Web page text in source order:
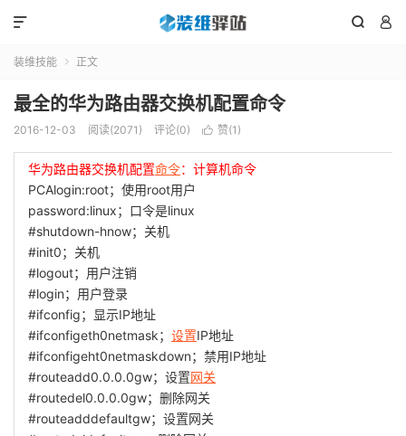
 

装维技能  正文
最全的华为路由器交换机配置命令
2016-12-03 阅读(2071) 评论(0)  赞(1 )
华为路由器交换机配置命令：计算机命令
PCAlogin:root；使用root用户
password:linux；口令是linux
#shutdown-hnow；关机
#init0；关机
#logout；用户注销
#login；用户登录
#ifconfig；显示IP地址
#ifconfigeth0netmask； 设置IP地址
#ifconfigeht0netmaskdown；禁用IP地址
#routeadd0.0.0.0gw；设置网关
#routedel0.0.0.0gw；删除网关
#routeadddefaultgw；设置网关